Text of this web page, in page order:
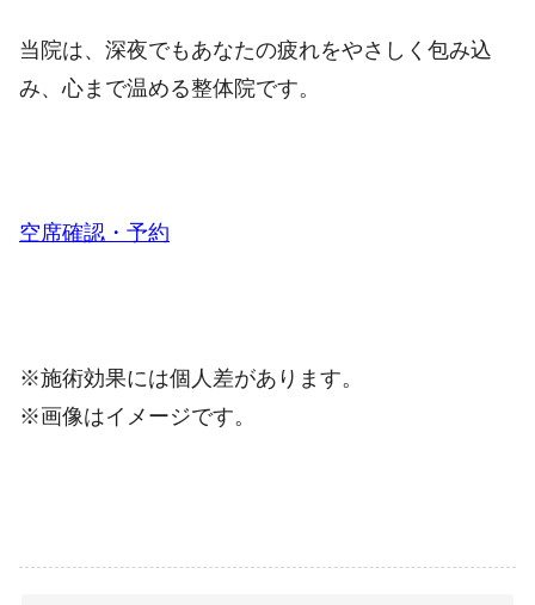
当院は、深夜でもあなたの疲れをやさしく包み込
み、心まで温める整体院です。
空席確認・予約
※施術効果には個人差があります。
※画像はイメージです。